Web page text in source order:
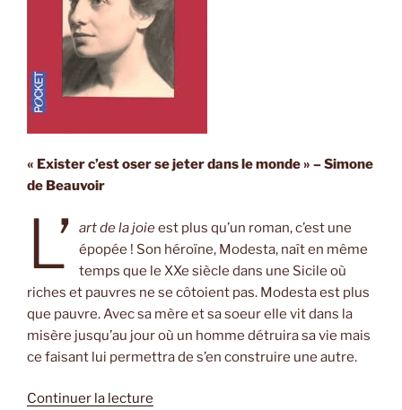
« Exister c’est oser se jeter dans le monde » – Simone
de Beauvoir
L’ art de la joieest plus qu’un roman, c’est une
épopée ! Son héroïne, Modesta, naît en même
temps que le XXe siècle dans une Sicile où
riches et pauvres ne se côtoient pas. Modesta est plus
que pauvre. Avec sa mère et sa soeur elle vit dans la
misère jusqu’au jour où un homme détruira sa vie mais
ce faisant lui permettra de s’en construire une autre.
Continuer la lecture